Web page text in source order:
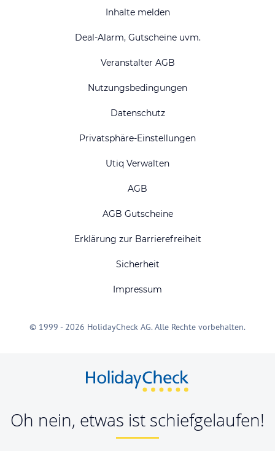
Inhalte melden
Deal-Alarm, Gutscheine uvm.
Veranstalter AGB
Nutzungsbedingungen
Datenschutz
Privatsphäre-Einstellungen
Utiq Verwalten
AGB
AGB Gutscheine
Erklärung zur Barrierefreiheit
Sicherheit
Impressum
© 1999 - 2026 HolidayCheck AG. Alle Rechte vorbehalten.
Oh nein, etwas ist schiefgelaufen!